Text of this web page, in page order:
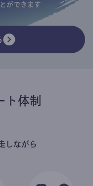
ができます
ト体制
しながら